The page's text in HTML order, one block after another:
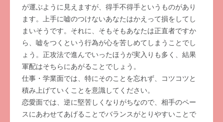
が運ぶように見えますが、得手不得手というものがあり
ます。上手に嘘のつけないあなたはかえって損をしてし
まいそうです。それに、そもそもあなたは正直者ですか
ら、嘘をつくという行為が心を苦しめてしまうことでし
ょう。正攻法で進んでいったほうが実入りも多く、結果
軍配はそちらにあがることでしょう。
仕事・学業面では、特にそのことを忘れず、コツコツと
積み上げていくことを意識してください。
恋愛面では、逆に堅苦しくなりがちなので、相手のペー
スにあわせてあげることでバランスがとりやすいことで